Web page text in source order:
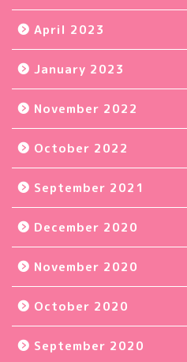
April 2023
January 2023
November 2022
October 2022
September 2021
December 2020
November 2020
October 2020
September 2020